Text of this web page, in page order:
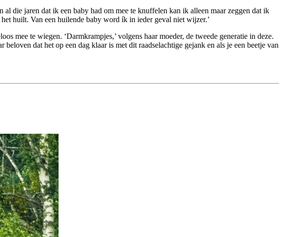
die jaren dat ik een baby had om mee te knuffelen kan ik alleen maar zeggen dat ik
huilt. Van een huilende baby word ík in ieder geval niet wijzer.’
mee te wiegen. ‘Darmkrampjes,’ volgens haar moeder, de tweede generatie in deze.
dat het op een dag klaar is met dit raadselachtige gejank en als je een beetje van